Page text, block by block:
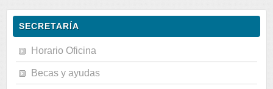
SECRETARÍA
Horario Oficina
Becas y ayudas